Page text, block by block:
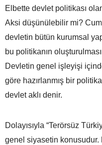
Elbette devlet politikası
Aksi düşünülebilir mi?
devletin bütün kurumsal
bu politikanın
Devletin genel işleyişi
göre hazırlanmış bir
devlet aklı denir.
Dolayısıyla “Terörsüz
genel siyasetin konusudur.